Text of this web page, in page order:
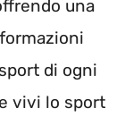
una
di ogni
vivi lo sport